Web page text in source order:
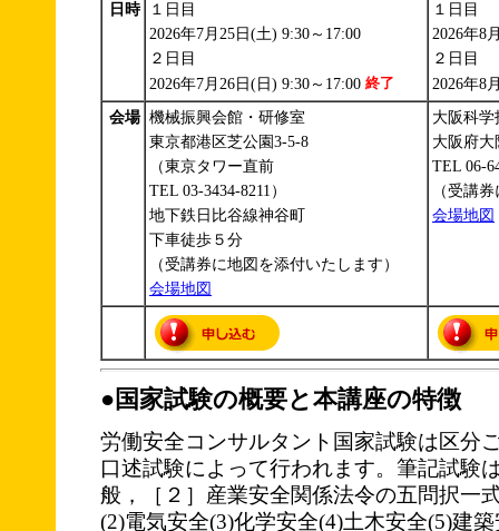
日時
１日目
2026年7月25日(土) 9:30～17:00
２日目
2026年7月26日(日) 9:30～17:00
１日目
2026年8
２日目
2026年8
会場 機械振興会館・研修室
東京都港区芝公園3-5-8
（東京タワー直前
TEL 03-3434-8211）
地下鉄日比谷線神谷町
下車徒歩５分
（受講券に地図を添付いたします）
会場地図
大阪科学
大阪府大
TEL 06-
（受講
会場地図
●国家試験の概要と本講座の特徴
労働安全コンサルタント国家試験は区分
口述試験によって行われます。筆記試験
般，［２］産業安全関係法令の五問択一
(2)電気安全(3)化学安全(4)土木安全(5)建